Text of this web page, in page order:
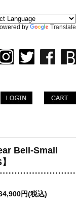
by Translate
Bell-Small
円(税込)